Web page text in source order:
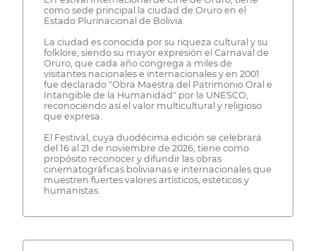
como sede principal la ciudad de Oruro en el
Estado Plurinacional de Bolivia.
La ciudad es conocida por su riqueza cultural y su
folklore, siendo su mayor expresión el Carnaval de
Oruro, que cada año congrega a miles de
visitantes nacionales e internacionales y en 2001
fue declarado "Obra Maestra del Patrimonio Oral e
Intangible de la Humanidad" por la UNESCO,
reconociendo así el valor multicultural y religioso
que expresa.
El Festival, cuya duodécima edición se celebrará
del 16 al 21 de noviembre de 2026, tiene como
propósito reconocer y difundir las obras
cinematográficas bolivianas e internacionales que
muestren fuertes valores artísticos, estéticos y
humanistas.